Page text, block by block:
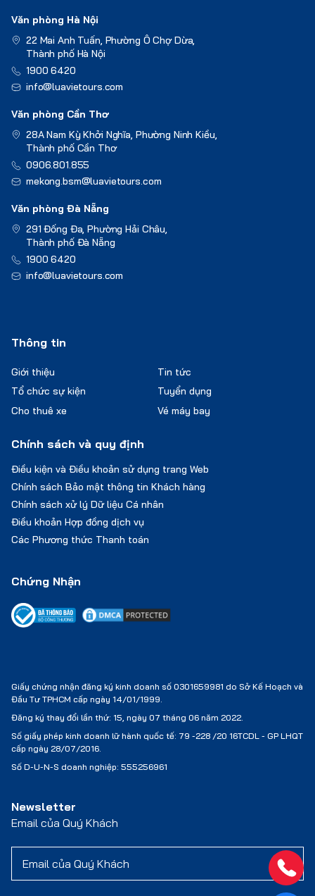
Chứng Nhận
Giấy chứng nhận đăng ký kinh doanh số 0301659981 do Sở Kế Hoạch và
Đầu Tư TPHCM cấp ngày 14/01/1999.
Đăng ký thay đổi lần thứ: 15, ngày 07 tháng 06 năm 2022.
Số giấy phép kinh doanh lữ hành quốc tế: 79 -228 /20 16TCDL - GP LHQT
cấp ngày 28/07/2016.
Số D-U-N-S doanh nghiệp: 555256961
Văn phòng Hà Nội
22 Mai Anh Tuấn, Phường Ô Chợ Dừa,
Thành phố Hà Nội
1900 6420
info@luavietours.com
Văn phòng Cần Thơ
28A Nam Kỳ Khởi Nghĩa, Phường Ninh Kiều,
Thành phố Cần Thơ
0906.801.855
mekong.bsm@luavietours.com
Văn phòng Đà Nẵng
291 Đống Đa, Phường Hải Châu,
Thành phố Đà Nẵng
1900 6420
info@luavietours.com
Thông tin
Giới thiệu
Tổ chức sự kiện
Cho thuê xe
Vé máy bay
Tin tức
Tuyển dụng
Chính sách và quy định
Điều kiện và Điều khoản sử dụng trang Web
Chính sách Bảo mật thông tin Khách hàng
Chính sách xử lý Dữ liệu Cá nhân
Điều khoản Hợp đồng dịch vụ
Các Phương thức Thanh toán
Newsletter
Email của Quý Khách